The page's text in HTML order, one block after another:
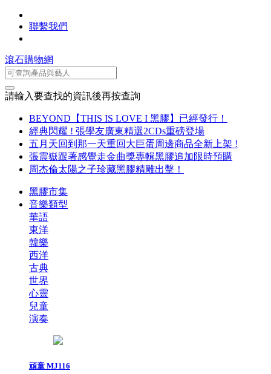
聯繫我們
滾石購物網
請輸入要查找的資訊後再按查詢
BEYOND【THIS IS LOVE I 黑膠】已經發行！
經典閃耀 ! 張學友廣東精選2CDs重磅登場
五月天回到那一天重回大巨蛋周邊商品全新上架 !
張震嶽跟著感覺走金曲獎專輯黑膠追加限時預購
周杰倫太陽之子珍藏黑膠精雕出擊！
黑膠市集
音樂類型
華語
東洋
韓樂
西洋
古典
世界
心靈
兒童
演奏
頑童 MJ116